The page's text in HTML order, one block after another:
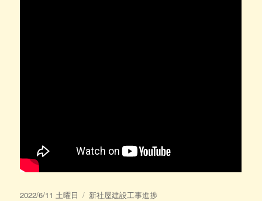
投
2022/6/11 土曜日
カ
新社屋建設工事進捗